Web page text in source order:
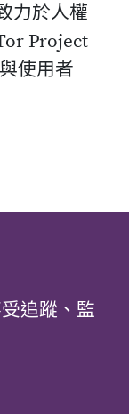
力於人權
Project
使用者
追蹤、監